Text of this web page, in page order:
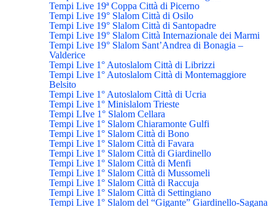
Tempi Live 19ª Coppa Città di Picerno
Tempi Live 19° Slalom Città di Osilo
Tempi Live 19° Slalom Città di Santopadre
Tempi Live 19° Slalom Città Internazionale dei Marmi
Tempi Live 19° Slalom Sant’Andrea di Bonagia –
Valderice
Tempi Live 1° Autoslalom Città di Librizzi
Tempi Live 1° Autoslalom Città di Montemaggiore
Belsito
Tempi Live 1° Autoslalom Città di Ucria
Tempi Live 1° Minislalom Trieste
Tempi LIve 1° Slalom Cellara
Tempi Live 1° Slalom Chiaramonte Gulfi
Tempi Live 1° Slalom Città di Bono
Tempi Live 1° Slalom Città di Favara
Tempi Live 1° Slalom Città di Giardinello
Tempi Live 1° Slalom Città di Menfi
Tempi Live 1° Slalom Città di Mussomeli
Tempi Live 1° Slalom Città di Raccuja
Tempi Live 1° Slalom Città di Settingiano
Tempi Live 1° Slalom del “Gigante” Giardinello-Sagana